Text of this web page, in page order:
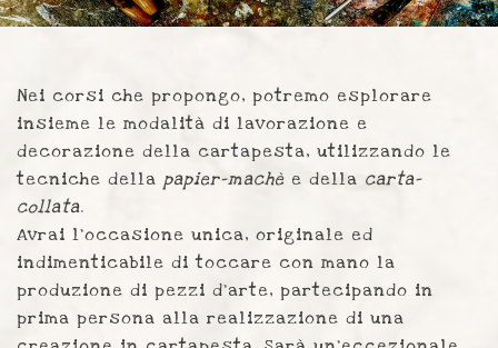
Nei corsi che propongo, potremo esplorare
insieme le modalità di lavorazione e
decorazione della cartapesta, utilizzando le
tecniche della papier-machè e della carta-
collata.
Avrai l’occasione unica, originale ed
indimenticabile di toccare con mano la
produzione di pezzi d’arte, partecipando in
prima persona alla realizzazione di una